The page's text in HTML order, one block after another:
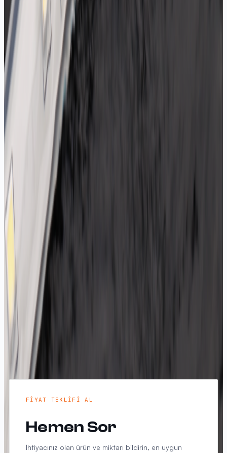
LED şerit tek hattan kaç metre çekilebilir?
12V şeritte tek besleme ile en fazla 5 metre, 24V
şeritte 10 metre çekilir. Daha uzun mesafede hattın
sonunda gözle görülür parlaklık kaybı olur.
Zorunluysa şeridi iki ucundan da besleyin veya her
5 metrede bir trafodan yeni hat çekin.
LED şerit nereden kesilir?
Şerit üzerindeki makas simgeli bakır pedlerden
kesilir. 12V şeritlerde bu noktalar genellikle 3
LED'de bir (yaklaşık 5 cm), 24V şeritlerde 6 LED'de
bir (yaklaşık 10 cm) gelir. Kesim çizgisinin dışından
kesmek o segmenti çalışmaz hale getirir.
IP20, IP65 ve IP68 LED şerit arasındaki
fark nedir?
IP20 korumasız çıplak şerittir, yalnızca iç mekânda
kullanılır. IP65 üzeri silikon kaplıdır; yağmura ve
toza dayanır, dış cephe ve tabela içi için uygundur.
IP68 tamamen silikon dolguludur ve sürekli su
altında kalabilir; havuz ve zemin uygulamalarında
kullanılır.
FIYAT TEKLIFI AL
Hemen Sor
İhtiyacınız olan ürün ve miktarı bildirin, en uygun